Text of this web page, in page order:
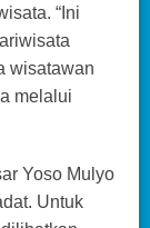
“Ini
wisatawan
melalui
Yoso Mulyo
Untuk